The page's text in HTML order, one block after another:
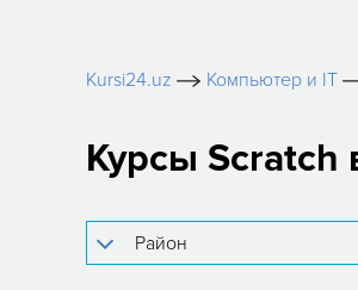
Kursi24.uz Компьютер и IT
Курсы Scratch